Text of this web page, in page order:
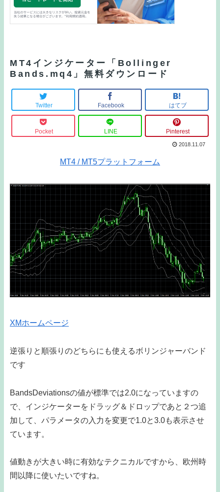
MT4インジケーター「Bollinger
Bands.mq4」無料ダウンロード
Twitter Facebook はてブ
Pocket LINE Pinterest
2018.11.07
MT4 / MT5プラットフォーム
XMホームページ
逆張りと順張りのどちらにも使えるボリンジャーバンド
です
BandsDeviationsの値が標準では2.0になっていますの
で、インジケーターをドラッグ＆ドロップであと２つ追
加して、パラメータの入力を変更で1.0と3.0も表示させ
ています。
値動きが大きい時に有効なテクニカルですから、欧州時
間以降に使いたいですね。